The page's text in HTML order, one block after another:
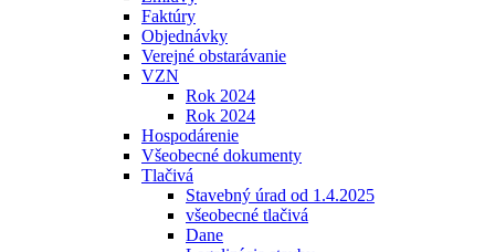
Faktúry
Objednávky
Verejné obstarávanie
VZN
Rok 2024
Rok 2024
Hospodárenie
Všeobecné dokumenty
Tlačivá
Stavebný úrad od 1.4.2025
všeobecné tlačivá
Dane